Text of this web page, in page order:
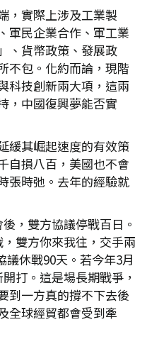
，實際上涉及工業製
軍民企業合作、軍工業
、貨幣政策、發展政
不包。化約而論，現階
科技創新兩大項，這兩
，中國復興夢能否實
緩其崛起速度的有效策
自損八百，美國也不會
張時弛。去年的經驗就
，雙方協議停戰百日。
雙方你來我往，交手兩
議休戰90天。若今年3月
打。這是場長期戰爭，
到一方真的撐不下去後
全球經貿都會受到牽